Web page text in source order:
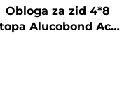
Obloga za zid 4*8
Alucobond Acm